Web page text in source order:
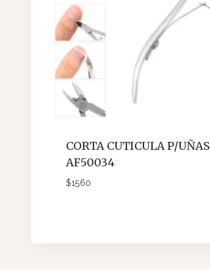
CORTA CUTICULA P/UÑAS
AF50034
$1560